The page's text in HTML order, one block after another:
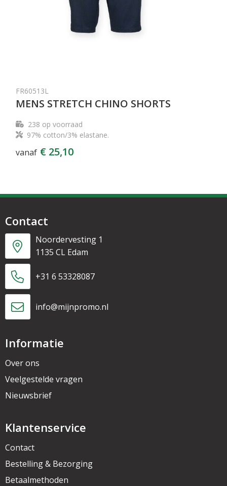
FR60513L
MENS STRETCH CHINO SHORTS
238 op voorraad
97% cotton/3% elastane.
vanaf € 25,10
Contact
Noordervesting 1
1135 CL Edam
+31 6 53328087
info@mijnpromo.nl
Informatie
Over ons
Veelgestelde vragen
Nieuwsbrief
Klantenservice
Contact
Bestelling & Bezorging
Betaalmethoden